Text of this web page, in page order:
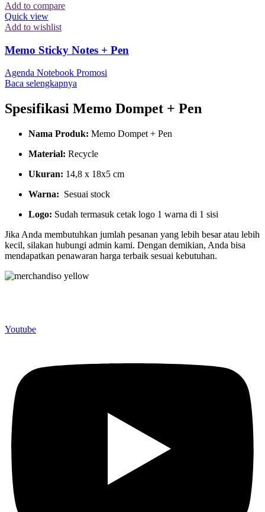
Add to compare
Quick view
Add to wishlist
Memo Sticky Notes + Pen
Agenda Notebook Promosi
Baca selengkapnya
Spesifikasi Memo Dompet + Pen
Nama Produk: Memo Dompet + Pen
Material: Recycle
Ukuran: 14,8 x 18x5 cm
Warna: Sesuai stock
Logo: Sudah termasuk cetak logo 1 warna di 1 sisi
Jika Anda membutuhkan jumlah pesanan yang lebih besar atau lebih
kecil, silakan hubungi admin kami. Dengan demikian, Anda bisa
mendapatkan penawaran harga terbaik sesuai kebutuhan.
Youtube